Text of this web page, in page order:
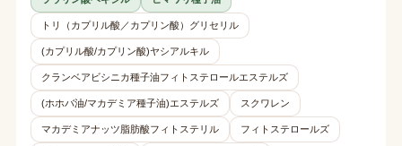
トリ（カプリル酸／カプリン酸）グリセリル
(カプリル酸/カプリン酸)ヤシアルキル
クランベアビシニカ種子油フィトステロールエステルズ
(ホホバ油/マカデミア種子油)エステルズ スクワレン
マカデミアナッツ脂肪酸フィトステリル フィトステロールズ